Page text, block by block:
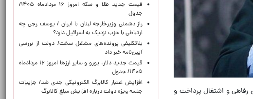
رفاهی و اشتغال پرداخت و
قیمت جدید طلا و سکه امروز ۱۶ مردادماه ۱۴۰۵/
جدول
راز دشمنی وزیرخارجه لبنان با ایران / یوسف رجی چه
ارتباطی با حزب نزدیک به اسرائیل دارد؟
بلاتکلیفی پرونده‌های مشاغل سخت/ دولت از بررسی
آیین‌نامه خبر داد
قیمت جدید دلار، یورو و سایر ارزها امروز ۱۶ مردادماه
۱۴۰۵/ جدول
افزایش اعتبار کالابرگ الکترونیکی جدی شد/ جزییات
جلسه ویژه دولت درباره افزایش مبلغ کالابرگ